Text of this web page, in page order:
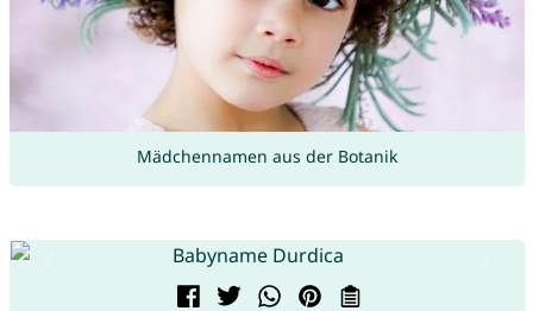
Mädchennamen aus der Botanik